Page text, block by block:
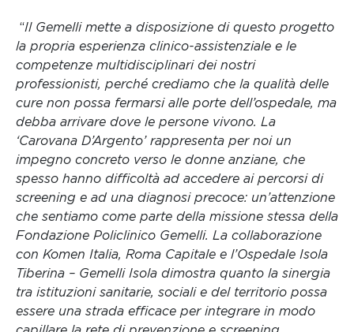
“Il Gemelli mette a disposizione di questo progetto
la propria esperienza clinico-assistenziale e le
competenze multidisciplinari dei nostri
professionisti, perché crediamo che la qualità delle
cure non possa fermarsi alle porte dell’ospedale, ma
debba arrivare dove le persone vivono. La
‘Carovana D’Argento’ rappresenta per noi un
impegno concreto verso le donne anziane, che
spesso hanno difficoltà ad accedere ai percorsi di
screening e ad una diagnosi precoce: un’attenzione
che sentiamo come parte della missione stessa della
Fondazione Policlinico Gemelli. La collaborazione
con Komen Italia, Roma Capitale e l’Ospedale Isola
Tiberina – Gemelli Isola dimostra quanto la sinergia
tra istituzioni sanitarie, sociali e del territorio possa
essere una strada efficace per integrare in modo